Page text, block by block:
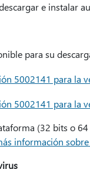
e instalar
para su
5002141 para la
5002141 para la
(32 bits o
información